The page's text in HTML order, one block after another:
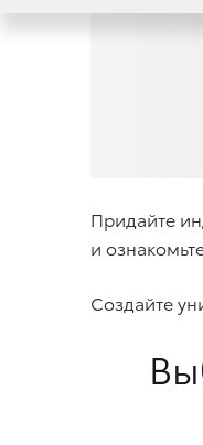
Придайте
и
Создайте